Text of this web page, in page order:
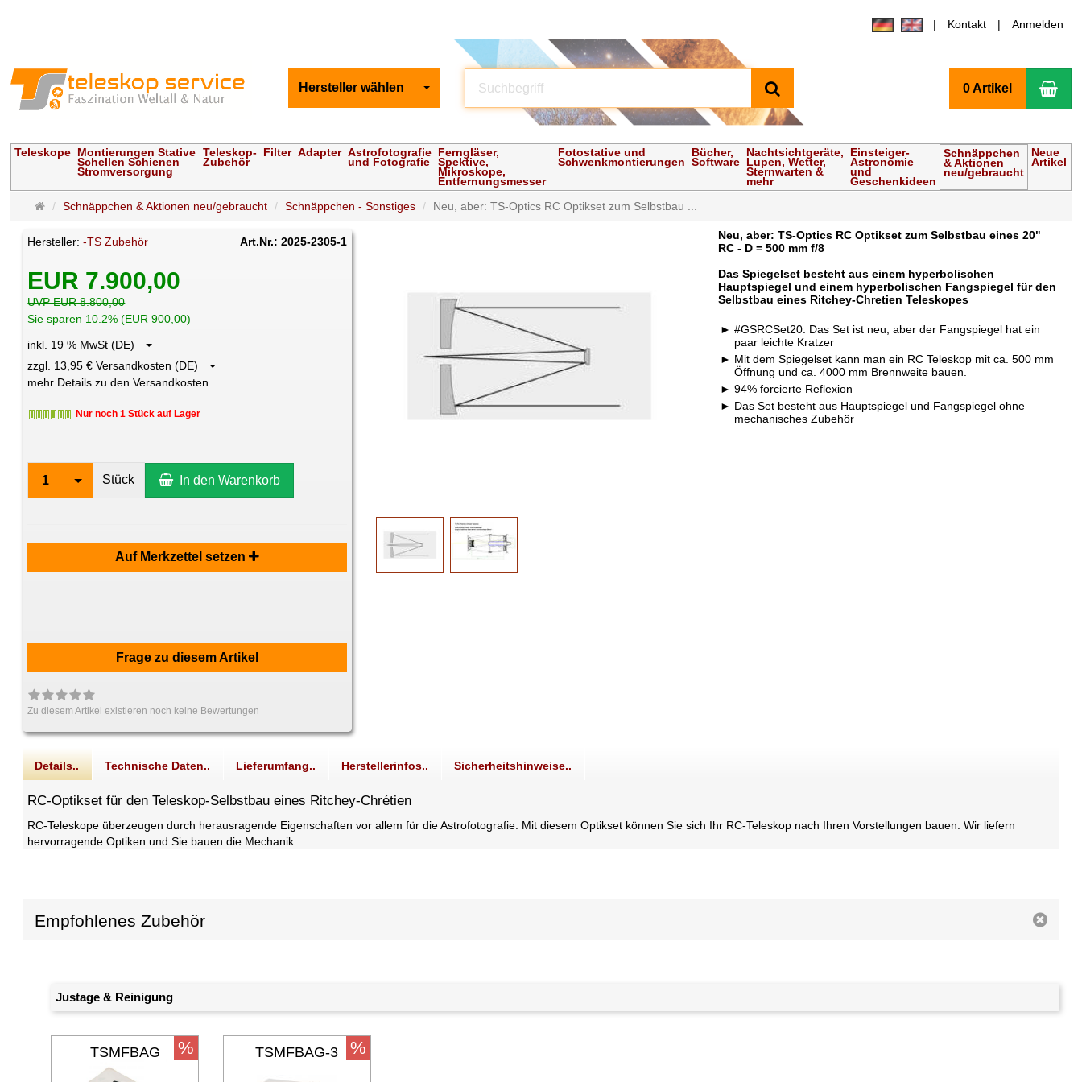
Kontakt Anmelden
Hersteller wählen 0 Artikel
Teleskope Montierungen Stative
Schellen Schienen
Stromversorgung
Teleskop-
Zubehör
Filter Adapter Astrofotografie
und Fotografie
Ferngläser,
Spektive,
Mikroskope,
Entfernungsmesser
Fotostative und
Schwenkmontierungen
Bücher,
Software
Nachtsichtgeräte,
Lupen, Wetter,
Sternwarten &
mehr
Einsteiger-
Astronomie
und
Geschenkideen
Schnäppchen
& Aktionen
neu/gebraucht
Neue
Artikel
Startseite
Schnäppchen & Aktionen neu/gebraucht Schnäppchen - Sonstiges Neu, aber: TS-Optics RC Optikset zum Selbstbau ...
Hersteller:-TS Zubehör Art.Nr.: 2025-2305-1
EUR 7.900,00
UVP EUR 8.800,00
Sie sparen 10.2% (EUR 900,00)
inkl. 19 % MwSt (DE)
zzgl. 13,95 € Versandkosten (DE)
mehr Details zu den Versandkosten ...
Nur noch 1 Stück auf Lager
1 Stück In den Warenkorb
Auf Merkzettel setzen
Frage zu diesem Artikel
Zu diesem Artikel existieren noch keine Bewertungen
Neu, aber: TS-Optics RC Optikset zum Selbstbau eines 20"
RC - D = 500 mm f/8
Das Spiegelset besteht aus einem hyperbolischen
Hauptspiegel und einem hyperbolischen Fangspiegel für den
Selbstbau eines Ritchey-Chretien Teleskopes
#GSRCSet20: Das Set ist neu, aber der Fangspiegel hat ein
paar leichte Kratzer
Mit dem Spiegelset kann man ein RC Teleskop mit ca. 500 mm
Öffnung und ca. 4000 mm Brennweite bauen.
94% forcierte Reflexion
Das Set besteht aus Hauptspiegel und Fangspiegel ohne
mechanisches Zubehör
Details.. Technische Daten.. Lieferumfang.. Herstellerinfos.. Sicherheitshinweise..
RC-Optikset für den Teleskop-Selbstbau eines Ritchey-Chrétien
RC-Teleskope überzeugen durch herausragende Eigenschaften vor allem für die Astrofotografie. Mit diesem Optikset können Sie sich Ihr RC-Teleskop nach Ihren Vorstellungen bauen. Wir liefern
hervorragende Optiken und Sie bauen die Mechanik.
Empfohlenes Zubehör
Justage & Reinigung
TSMFBAG % TSMFBAG-3 %